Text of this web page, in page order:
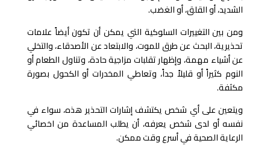
الشديد، أو القلق، أو الغضب.
ومن بين التغييرات السلوكية التي يمكن أن تكون أيضاً علامات
تحذيرية، البحث عن طرق للموت، والابتعاد عن الأصدقاء، والتخلي
عن أشياء مهمة، وإظهار تقلبات مزاجية حادة، وتناول الطعام أو
النوم كثيراً أو قليلاً جداً، وتعاطي المخدرات أو الكحول بصورة
مكثفة.
ويتعين على أي شخص يكتشف إشارات التحذير هذه، سواء في
نفسه أو لدى شخص يعرفه، أن يطلب المساعدة من اخصائي
الرعاية الصحية في أسرع وقت ممكن.